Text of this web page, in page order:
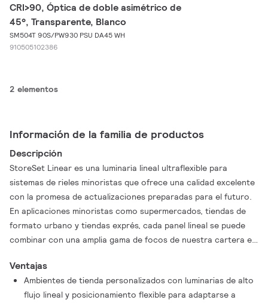
CRI>90, Óptica de doble asimétrico de
45°, Transparente, Blanco
SM504T 90S/PW930 PSU DA45 WH
910505102386
2 elementos
Información de la familia de productos
Descripción
StoreSet Linear es una luminaria lineal ultraflexible para
sistemas de rieles minoristas que ofrece una calidad excelente
con la promesa de actualizaciones preparadas para el futuro.
En aplicaciones minoristas como supermercados, tiendas de
formato urbano y tiendas exprés, cada panel lineal se puede
combinar con una amplia gama de focos de nuestra cartera e
podrá darle brillo a su mercancía y destacar tanto en los
lineales, como en pasillos y áreas abiertas. StoreSet Linear
(SM504T) tiene un diseño de panel delgado y discreto que
Ventajas
Ambientes de tienda personalizados con luminarias de alto
flujo lineal y posicionamiento flexible para adaptarse a